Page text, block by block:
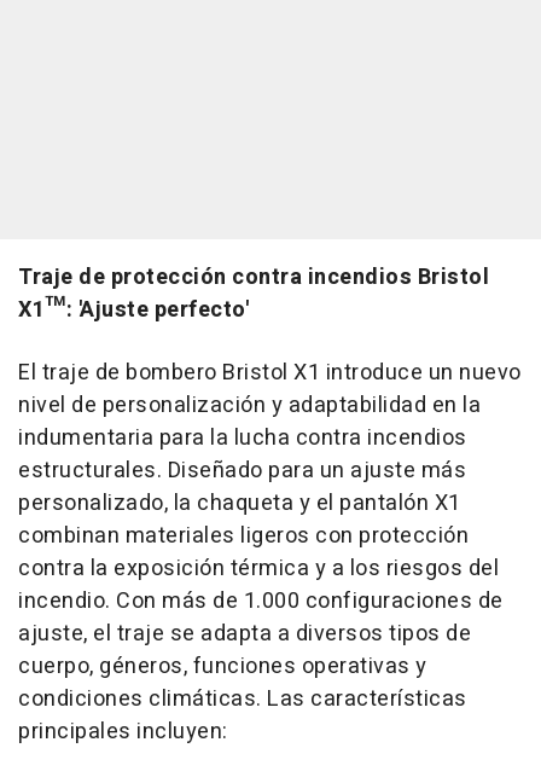
Traje de protección contra incendios Bristol
X1™: 'Ajuste perfecto'
El traje de bombero Bristol X1 introduce un nuevo
nivel de personalización y adaptabilidad en la
indumentaria para la lucha contra incendios
estructurales. Diseñado para un ajuste más
personalizado, la chaqueta y el pantalón X1
combinan materiales ligeros con protección
contra la exposición térmica y a los riesgos del
incendio. Con más de 1.000 configuraciones de
ajuste, el traje se adapta a diversos tipos de
cuerpo, géneros, funciones operativas y
condiciones climáticas. Las características
principales incluyen: